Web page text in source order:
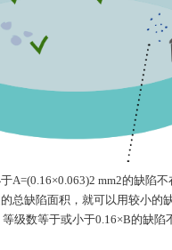
A=(0.16×0.063)2 mm2的缺陷不
总缺陷面积，就可以用较小的
等级数等于或小于0.16×B的缺陷